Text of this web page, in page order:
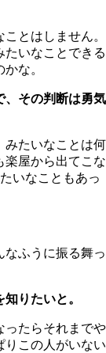
とはしません。
たいなことできる
な。
その判断は勇気
みたいなことは何
楽屋から出てこな
いなこともあっ
ふうに振る舞っ
りたいと。
ったらそれまでや
りこの人がいない